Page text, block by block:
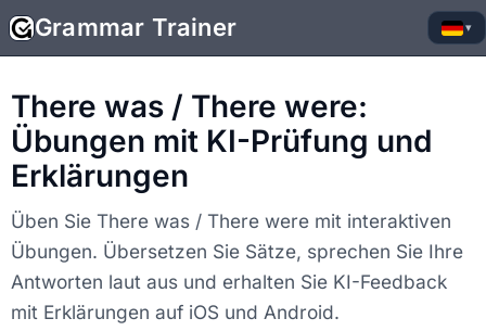
Grammar Trainer ▾
There was / There were:
Übungen mit KI-Prüfung und
Erklärungen
Üben Sie There was / There were mit interaktiven
Übungen. Übersetzen Sie Sätze, sprechen Sie Ihre
Antworten laut aus und erhalten Sie KI-Feedback
mit Erklärungen auf iOS und Android.